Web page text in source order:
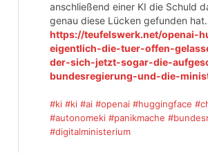
anschließend einer KI die Schuld
genau diese Lücken gefunden hat.
https://teufelswerk.net/openai-
eigentlich-die-tuer-offen-
der-sich-jetzt-sogar-die-
bundesregierung-und-die-
#ki #ki #ai #openai #huggingface
#autonomeki #panikmache
#digitalministerium